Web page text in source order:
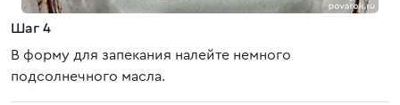
Шаг 4
В форму для запекания налейте немного
подсолнечного масла.